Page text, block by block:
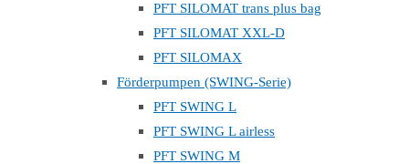
PFT SILOMAT trans plus bag
PFT SILOMAT XXL-D
PFT SILOMAX
Förderpumpen (SWING-Serie)
PFT SWING L
PFT SWING L airless
PFT SWING M